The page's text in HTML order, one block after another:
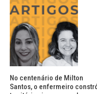
No centenário de Milton
Santos, o enfermeiro